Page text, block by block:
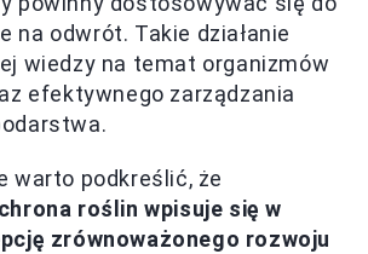
na odwrót. Takie działanie
wiedzy na temat organizmów
efektywnego zarządzania
warto podkreślić, że
roślin wpisuje się w
zrównoważonego rozwoju